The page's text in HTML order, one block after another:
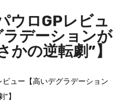
ウロGPレビュ
デーションが
かの逆転劇”】
ュー【高いデグラデーション
】